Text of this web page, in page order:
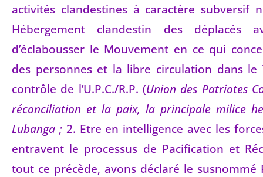
activités clandestines à caractère subversif
Hébergement clandestin des déplacés
d’éclabousser le Mouvement en ce qui
des personnes et la libre circulation dans le
contrôle de l’U.P.C./R.P. (Union des Patriotes
réconciliation et la paix, la principale milice
Lubanga ;2. Etre en intelligence avec les
entravent le processus de Pacification et
tout ce précède, avons déclaré le susnommé